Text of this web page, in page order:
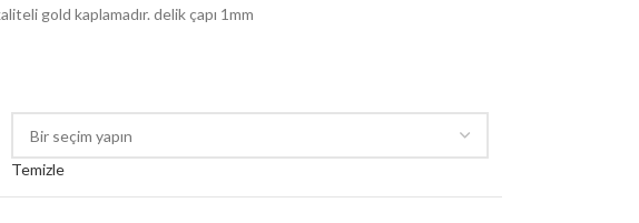
gold kaplamadır. delik çapı 1mm
Temizle